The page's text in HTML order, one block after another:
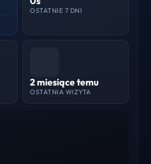
OSTATNIE 7 DNI
2 miesiące temu
OSTATNIA WIZYTA